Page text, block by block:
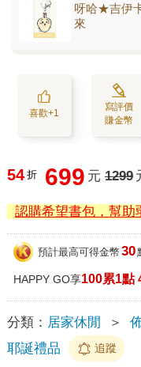
呀哈★吉伊
來
喜歡+1
寫評價
賺金幣
54 折 699 元 1299
認購希望書包，幫助
預計最高可得金幣 30
HAPPY GO享100累1點
分類： 居家休閒 ＞
耶誕禮品
追蹤